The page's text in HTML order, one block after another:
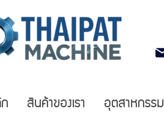
สินค้าของเรา อุตสาหกรร